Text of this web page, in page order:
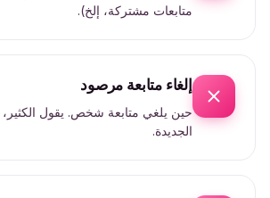
متابعات مشتركة، إلخ).
إلغاء متابعة مرصود
حين يلغي متابعة شخص. يقول الكثير،
الجديدة.